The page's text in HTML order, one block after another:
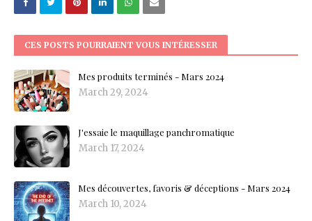
CES POSTS POURRAIENT VOUS INTÉRESSER
Mes produits terminés - Mars 2024
March 29, 2024
J'essaie le maquillage panchromatique
March 17, 2024
Mes découvertes, favoris & déceptions - Mars 2024
March 10, 2024